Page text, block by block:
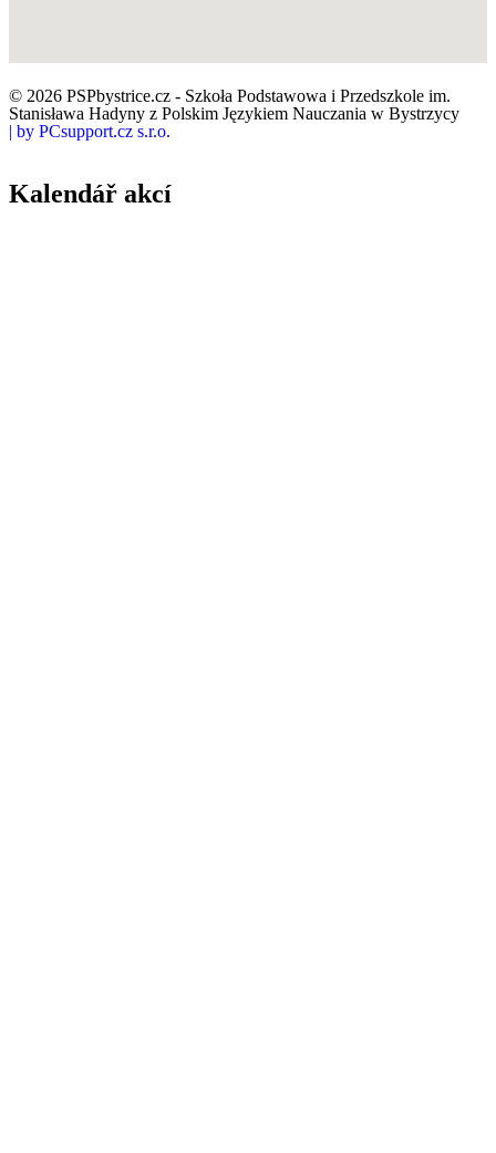
© 2026 PSPbystrice.cz - Szkoła Podstawowa i Przedszkole im.
Stanisława Hadyny z Polskim Językiem Nauczania w Bystrzycy
| by PCsupport.cz s.r.o.
Kalendář akcí